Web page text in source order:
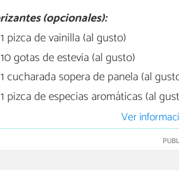
(opcionales):
1 pizca de vainilla (al gusto)
10 gotas de estevia (al gusto)
1 cucharada sopera de panela (al
1 pizca de especias aromáticas (al
Ver